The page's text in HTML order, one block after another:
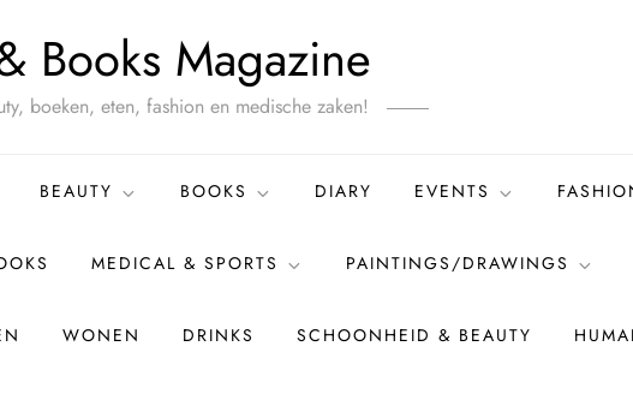
Books Magazine
boeken, eten, fashion en medische zaken!
BEAUTY BOOKS DIARY EVENTS
MEDICAL & SPORTS PAINTINGS/DRAWINGS
WONEN DRINKS SCHOONHEID & BEAUTY